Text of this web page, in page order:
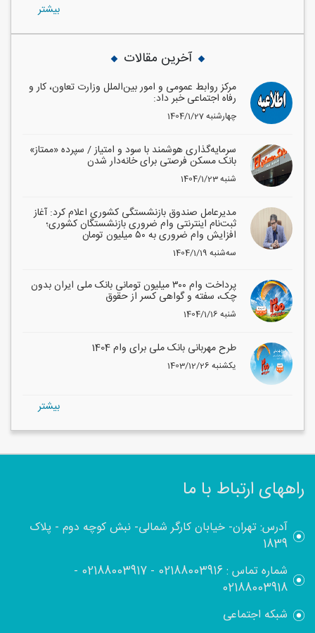
بيشتر
آخرین مقالات
مرکز روابط عمومی و امور بین‌الملل وزارت تعاون، کار و
رفاه اجتماعی خبر داد:
1404/1/27 چهارشنبه
سرمایه‌گذاری هوشمند با سود و امتیاز / سپرده «ممتاز»
بانک مسکن فرصتی برای خانه‌دار شدن
1404/1/23 شنبه
مدیرعامل صندوق بازنشستگی کشوری اعلام کرد: آغاز
ثبت‌نام اینترنتی وام ضروری بازنشستگان کشوری؛
افزایش وام ضروری به ۵۰ میلیون تومان
1404/1/19 سه‌شنبه
پرداخت وام ۳۰۰ میلیون تومانی بانک ملی ایران بدون
چک، سفته و گواهی کسر از حقوق
1404/1/16 شنبه
طرح مهربانی بانک ملی برای وام 1404
1403/12/26 یکشنبه
بيشتر
راههای ارتباط با ما
آدرس: تهران- خیابان کارگر شمالی- نبش کوچه دوم - پلاک
1839
شماره تماس :02188003916
-
02188003917
-
02188003918
شبکه اجتماعی